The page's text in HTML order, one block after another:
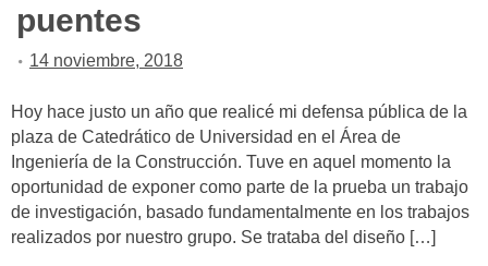
puentes
14 noviembre, 2018
Hoy hace justo un año que realicé mi defensa pública de la
plaza de Catedrático de Universidad en el Área de
Ingeniería de la Construcción. Tuve en aquel momento la
oportunidad de exponer como parte de la prueba un trabajo
de investigación, basado fundamentalmente en los trabajos
realizados por nuestro grupo. Se trataba del diseño […]